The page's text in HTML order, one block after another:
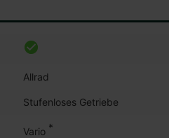
Allrad
Stufenloses Getriebe
Vario *